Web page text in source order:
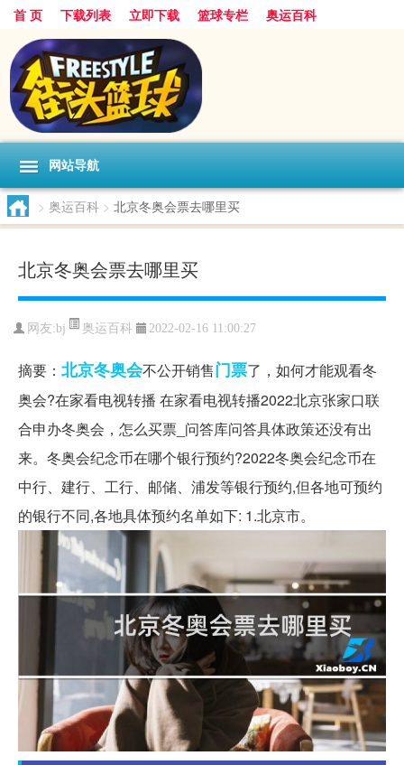
首 页 下载列表 立即下载 篮球专栏 奥运百科
网站导航
> 奥运百科 > 北京冬奥会票去哪里买
北京冬奥会票去哪里买
网友:bj 奥运百科 2022-02-16 11:00:27
摘要： 北京冬奥会不公开销售门票了，如何才能观看冬
奥会?在家看电视转播 在家看电视转播2022北京张家口联
合申办冬奥会，怎么买票_问答库问答具体政策还没有出
来。冬奥会纪念币在哪个银行预约?2022冬奥会纪念币在
中行、建行、工行、邮储、浦发等银行预约,但各地可预约
的银行不同,各地具体预约名单如下: 1.北京市。